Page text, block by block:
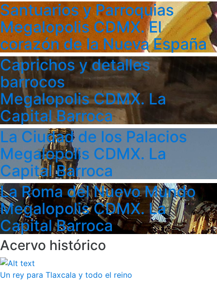
Santuarios y Parroquias
Megalopolis CDMX. El
corazón de la Nueva España
Caprichos y detalles
barrocos
Megalopolis CDMX. La
Capital Barroca
La Ciudad de los Palacios
Megalopolis CDMX. La
Capital Barroca
La Roma del Nuevo Mundo
Megalopolis CDMX. La
Capital Barroca
Acervo histórico
Un rey para Tlaxcala y todo el reino